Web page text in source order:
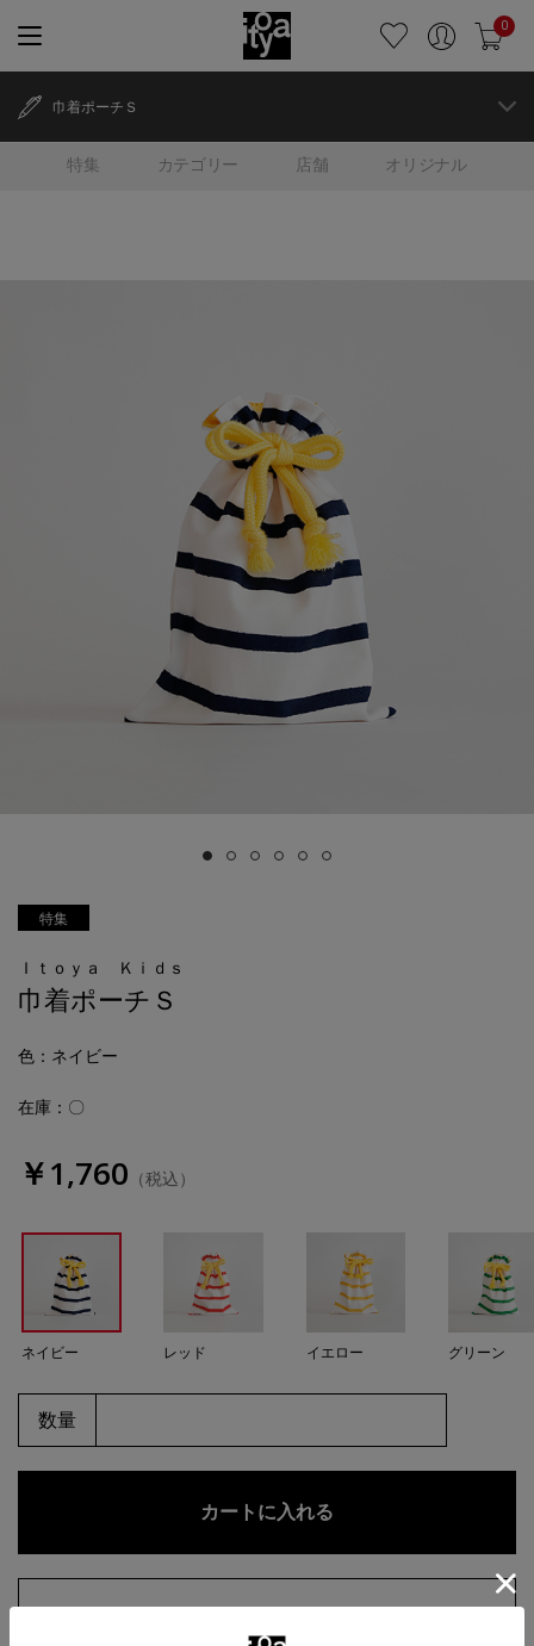
0
特集 カテゴリー 店舗 オリジナル
巾着ポーチＳ
特集
Ｉｔｏｙａ Ｋｉｄｓ
巾着ポーチＳ
色 ：ネイビー
在庫：〇
￥1,760 （税込）
ネイビー レッド イエロー グリーン
数量